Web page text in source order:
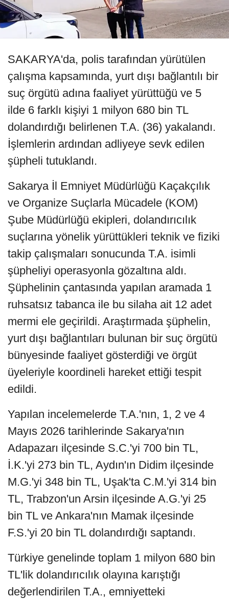
SAKARYA'da, polis tarafından yürütülen
çalışma kapsamında, yurt dışı bağlantılı bir
suç örgütü adına faaliyet yürüttüğü ve 5
ilde 6 farklı kişiyi 1 milyon 680 bin TL
dolandırdığı belirlenen T.A. (36) yakalandı.
İşlemlerin ardından adliyeye sevk edilen
şüpheli tutuklandı.
Sakarya İl Emniyet Müdürlüğü Kaçakçılık
ve Organize Suçlarla Mücadele (KOM)
Şube Müdürlüğü ekipleri, dolandırıcılık
suçlarına yönelik yürüttükleri teknik ve fiziki
takip çalışmaları sonucunda T.A. isimli
şüpheliyi operasyonla gözaltına aldı.
Şüphelinin çantasında yapılan aramada 1
ruhsatsız tabanca ile bu silaha ait 12 adet
mermi ele geçirildi. Araştırmada şüphelin,
yurt dışı bağlantıları bulunan bir suç örgütü
bünyesinde faaliyet gösterdiği ve örgüt
üyeleriyle koordineli hareket ettiği tespit
edildi.
Yapılan incelemelerde T.A.'nın, 1, 2 ve 4
Mayıs 2026 tarihlerinde Sakarya'nın
Adapazarı ilçesinde S.C.'yi 700 bin TL,
İ.K.'yi 273 bin TL, Aydın'ın Didim ilçesinde
M.G.'yi 348 bin TL, Uşak'ta C.M.'yi 314 bin
TL, Trabzon'un Arsin ilçesinde A.G.'yi 25
bin TL ve Ankara'nın Mamak ilçesinde
F.S.'yi 20 bin TL dolandırdığı saptandı.
Türkiye genelinde toplam 1 milyon 680 bin
TL'lik dolandırıcılık olayına karıştığı
değerlendirilen T.A., emniyetteki